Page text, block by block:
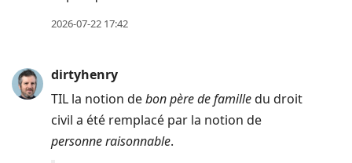
2026-07-22 17:42
dirtyhenry
TIL la notion debon père de familledu droit
civil a été remplacé par la notion de
personne raisonnable.